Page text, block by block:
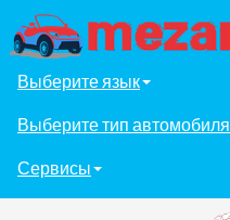
Выберите язык
Выберите тип автомобиля
Сервисы